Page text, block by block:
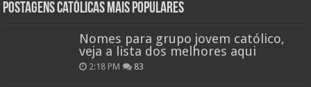
Postagens católicas mais Populares
Nomes para grupo jovem católico,
veja a lista dos melhores aqui
2:18 PM 83